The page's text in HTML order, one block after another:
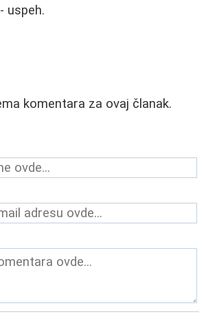
uspeh.
komentara za ovaj članak.